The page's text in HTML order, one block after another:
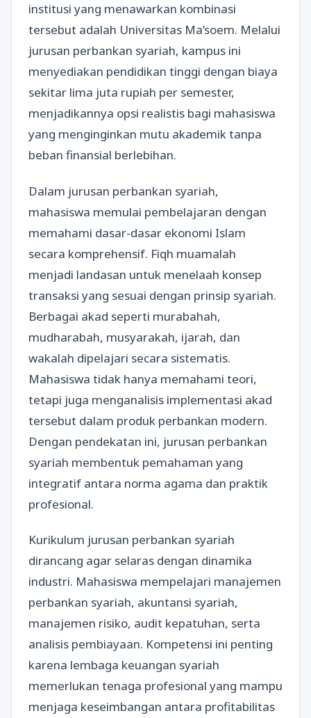
institusi yang menawarkan kombinasi
tersebut adalah Universitas Ma’soem. Melalui
jurusan perbankan syariah, kampus ini
menyediakan pendidikan tinggi dengan biaya
sekitar lima juta rupiah per semester,
menjadikannya opsi realistis bagi mahasiswa
yang menginginkan mutu akademik tanpa
beban finansial berlebihan.
Dalam jurusan perbankan syariah,
mahasiswa memulai pembelajaran dengan
memahami dasar-dasar ekonomi Islam
secara komprehensif. Fiqh muamalah
menjadi landasan untuk menelaah konsep
transaksi yang sesuai dengan prinsip syariah.
Berbagai akad seperti murabahah,
mudharabah, musyarakah, ijarah, dan
wakalah dipelajari secara sistematis.
Mahasiswa tidak hanya memahami teori,
tetapi juga menganalisis implementasi akad
tersebut dalam produk perbankan modern.
Dengan pendekatan ini, jurusan perbankan
syariah membentuk pemahaman yang
integratif antara norma agama dan praktik
profesional.
Kurikulum jurusan perbankan syariah
dirancang agar selaras dengan dinamika
industri. Mahasiswa mempelajari manajemen
perbankan syariah, akuntansi syariah,
manajemen risiko, audit kepatuhan, serta
analisis pembiayaan. Kompetensi ini penting
karena lembaga keuangan syariah
memerlukan tenaga profesional yang mampu
menjaga keseimbangan antara profitabilitas